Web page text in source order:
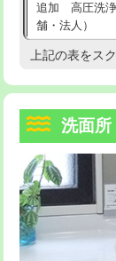
モルタル補修
モルタル補修
洗面台設置
追加人工
廃棄・処分
※給水管工事は
給水管工事※
給水管工事※
給水管工事※
め込み）)
給水管工事※
業)
給水管工事※
用/3ｍまで)
給水管工事※
追加 高圧洗
舗・法人）
高度高圧洗浄換
トーラー機使用
追加トーラー
カメラ調査
桝清掃
上記の表をス
洗面所